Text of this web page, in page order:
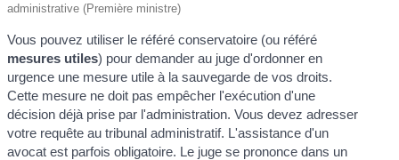
administrative (Première ministre)
Vous pouvez utiliser le référé conservatoire (ou référé
mesures utiles) pour demander au juge d'ordonner en
urgence une mesure utile à la sauvegarde de vos droits.
Cette mesure ne doit pas empêcher l'exécution d'une
décision déjà prise par l'administration. Vous devez adresser
votre requête au tribunal administratif. L'assistance d'un
avocat est parfois obligatoire. Le juge se prononce dans un